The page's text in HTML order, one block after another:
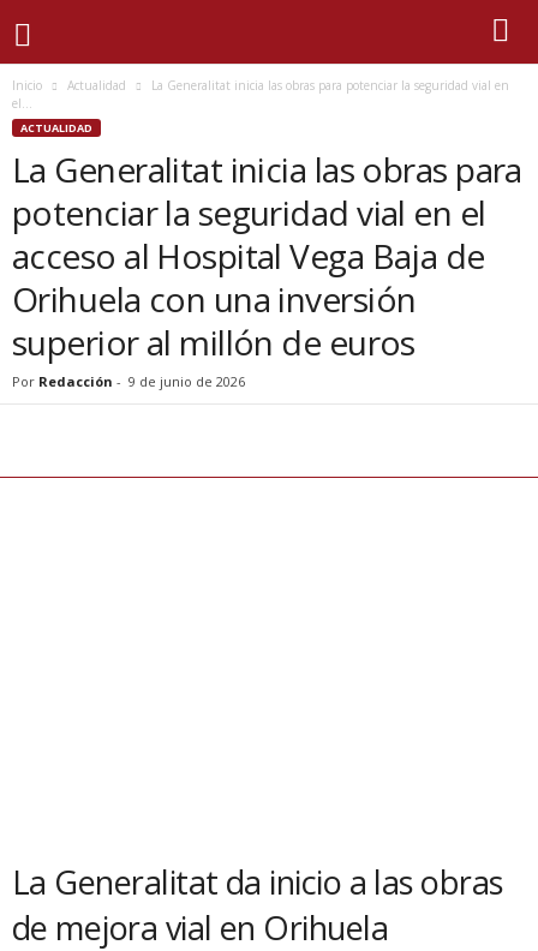
Inicio Actualidad
La Generalitat inicia las obras para potenciar la seguridad vial en
el...
ACTUALIDAD
La Generalitat inicia las obras para
potenciar la seguridad vial en el
acceso al Hospital Vega Baja de
Orihuela con una inversión
superior al millón de euros
Por Redacción - 9 de junio de 2026
La Generalitat da inicio a las obras
de mejora vial en Orihuela